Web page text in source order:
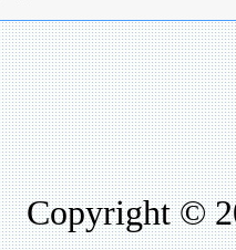
Copyright ©